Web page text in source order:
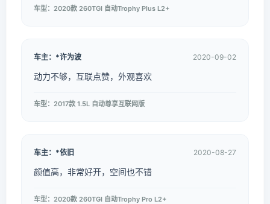
车型：2020款 260TGI 自动Trophy Plus L2+
车主：*许为波 2020-09-02
动力不够，互联点赞，外观喜欢
车型：2017款 1.5L 自动尊享互联网版
车主：*依旧 2020-08-27
颜值高，非常好开，空间也不错
车型：2020款 260TGI 自动Trophy Pro L2+